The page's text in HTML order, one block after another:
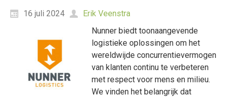
16 juli 2024
Erik Veenstra
Nunner biedt toonaangevende
logistieke oplossingen om het
wereldwijde concurrentievermogen
van klanten continu te verbeteren
met respect voor mens en milieu.
We vinden het belangrijk dat